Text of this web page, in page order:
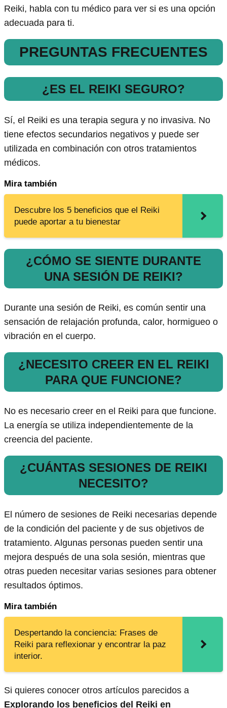
Reiki, habla con tu médico para ver si es una opción
adecuada para ti.
PREGUNTAS FRECUENTES
¿ES EL REIKI SEGURO?
Sí, el Reiki es una terapia segura y no invasiva. No
tiene efectos secundarios negativos y puede ser
utilizada en combinación con otros tratamientos
médicos.
Mira también
Descubre los 5 beneficios que el Reiki
puede aportar a tu bienestar
¿CÓMO SE SIENTE DURANTE
UNA SESIÓN DE REIKI?
Durante una sesión de Reiki, es común sentir una
sensación de relajación profunda, calor, hormigueo o
vibración en el cuerpo.
¿NECESITO CREER EN EL REIKI
PARA QUE FUNCIONE?
No es necesario creer en el Reiki para que funcione.
La energía se utiliza independientemente de la
creencia del paciente.
¿CUÁNTAS SESIONES DE REIKI
NECESITO?
El número de sesiones de Reiki necesarias depende
de la condición del paciente y de sus objetivos de
tratamiento. Algunas personas pueden sentir una
mejora después de una sola sesión, mientras que
otras pueden necesitar varias sesiones para obtener
resultados óptimos.
Mira también
Despertando la conciencia: Frases de
Reiki para reflexionar y encontrar la paz
interior.
Si quieres conocer otros artículos parecidos a
Explorando los beneficios del Reiki en